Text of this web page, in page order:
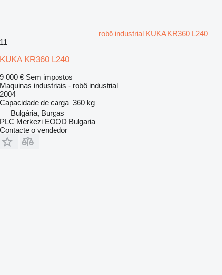
robô industrial KUKA KR360 L240
11
KUKA KR360 L240
9 000 € Sem impostos
Maquinas industriais - robô industrial
2004
Capacidade de carga 360 kg
Bulgária, Burgas
PLC Merkezi EOOD Bulgaria
Contacte o vendedor